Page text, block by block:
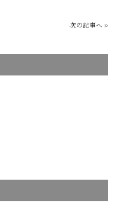
次の記事へ »